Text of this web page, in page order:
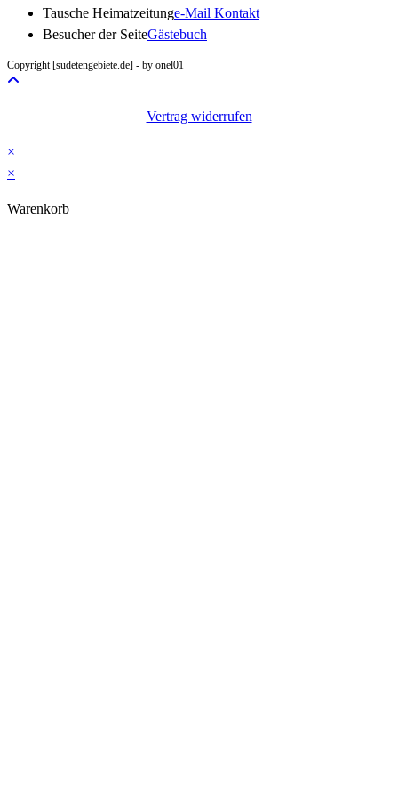
Tausche Heimatzeitunge-Mail KontaktOpens
Besucher der SeiteGästebuch
Copyright [sudetengebiete.de] - by onel01
Vertrag widerrufen
×
×
Warenkorb